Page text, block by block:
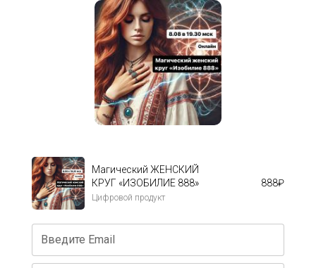
Магический ЖЕНСКИЙ
КРУГ «ИЗОБИЛИЕ 888»
Цифровой продукт
888₽